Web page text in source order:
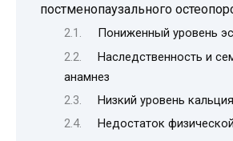
постменопаузального
Пониженный уровень
Наследственность и
анамнез
Низкий уровень
Недостаток